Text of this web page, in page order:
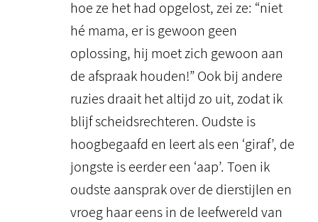
hoe ze het had opgelost, zei ze: “niet
hé mama, er is gewoon geen
oplossing, hij moet zich gewoon aan
de afspraak houden!” Ook bij andere
ruzies draait het altijd zo uit, zodat ik
blijf scheidsrechteren. Oudste is
hoogbegaafd en leert als een ‘giraf’, de
jongste is eerder een ‘aap’. Toen ik
oudste aansprak over de dierstijlen en
vroeg haar eens in de leefwereld van